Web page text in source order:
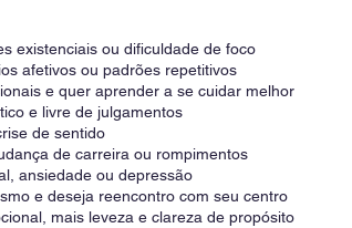
existenciais ou dificuldade de foco
afetivos ou padrões repetitivos
e quer aprender a se cuidar melhor
e livre de julgamentos
de sentido
de carreira ou rompimentos
ansiedade ou depressão
e deseja reencontro com seu centro
mais leveza e clareza de propósito